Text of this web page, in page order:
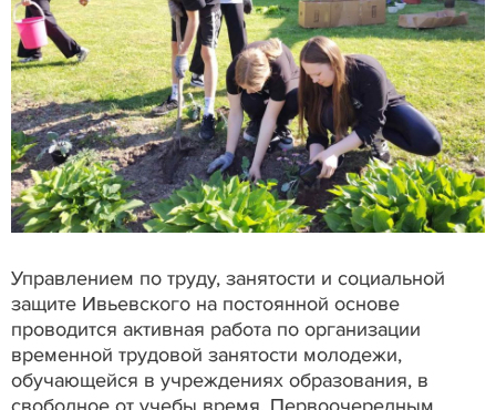
Управлением по труду, занятости и социальной
защите Ивьевского на постоянной основе
проводится активная работа по организации
временной трудовой занятости молодежи,
обучающейся в учреждениях образования, в